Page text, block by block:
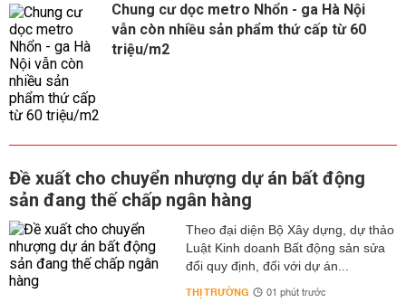
Chung cư dọc metro Nhổn - ga Hà Nội
vẫn còn nhiều sản phẩm thứ cấp từ 60
triệu/m2
Đề xuất cho chuyển nhượng dự án bất động
sản đang thế chấp ngân hàng
Theo đại diện Bộ Xây dựng, dự thảo
Luật Kinh doanh Bất động sản sửa
đổi quy định, đối với dự án...
THỊ TRƯỜNG 01 phút trước